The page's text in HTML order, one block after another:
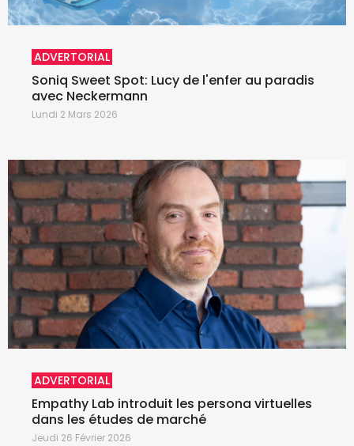
ADVERTORIAL
Soniq Sweet Spot: Lucy de l'enfer au paradis
avec Neckermann
Lundi 2 Mars 2026
ADVERTORIAL
Empathy Lab introduit les persona virtuelles
dans les études de marché
Jeudi 26 Février 2026